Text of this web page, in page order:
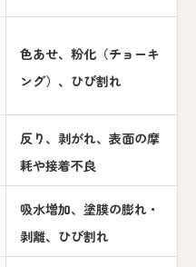
色あせ、粉化（チョーキ
ング）、ひび割れ
反り、剥がれ、表面の摩
耗や接着不良
吸水増加、塗膜の膨れ・
剥離、ひび割れ